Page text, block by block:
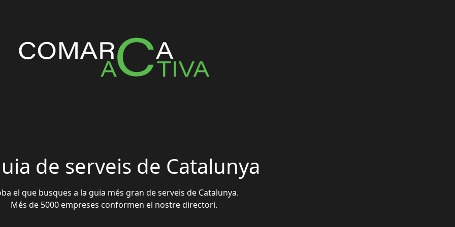
de serveis de Catalunya
el que busques a la guia més gran de serveis de Catalunya.
Més de 5000 empreses conformen el nostre directori.